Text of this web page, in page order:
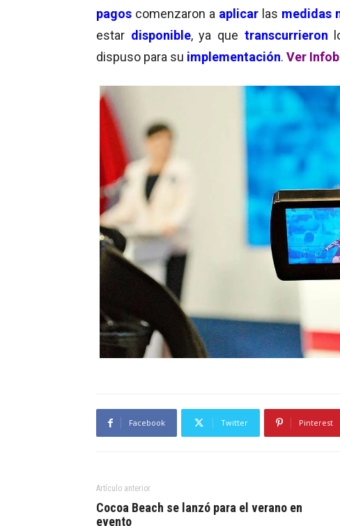
pagos comenzaron a aplicar las medidas
estar disponible, ya que transcurrieron
dispuso para su implementación. Ver
Facebook Twitter Pinterest
Artículo anterior
Cocoa Beach se lanzó para el verano en
evento